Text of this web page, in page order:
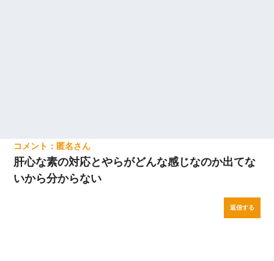
匿名
肝心な素の対応とやらがどんな感じなのか出てな
いから分からない
返信する